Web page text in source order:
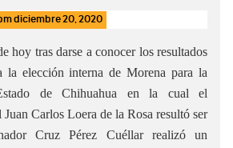
diciembre 20, 2020
hoy tras darse a conocer los resultados
la elección interna de Morena para la
de Chihuahua en la cual el
Carlos Loera de la Rosa resultó ser
Cruz Pérez Cuéllar realizó un